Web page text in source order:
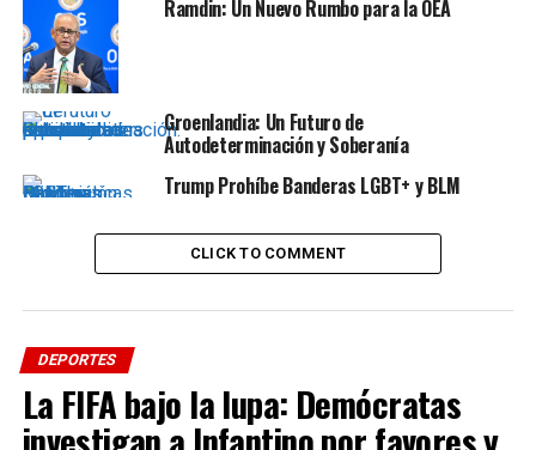
Una celebración acorde al torneo que se marcó, con
emoción y el toque histórico que la convierte en la
nueva campeona local después de 44 años sin un triunfo
en manos de una australiana: Chris O’Neill en 1978 fue
la última en alcanzar la gloria en el Slam oceánico.
Visita nuestras Redes Sociales
Facebook: @diarioelliberal
Twitter: @webelliberal
ADVERTISEMENT
Ramdin: Un Nuevo Rumbo para la OEA
Groenlandia: Un Futuro de
Autodeterminación y Soberanía
Trump Prohíbe Banderas LGBT+ y BLM
CLICK TO COMMENT
DEPORTES
La FIFA bajo la lupa: Demócratas